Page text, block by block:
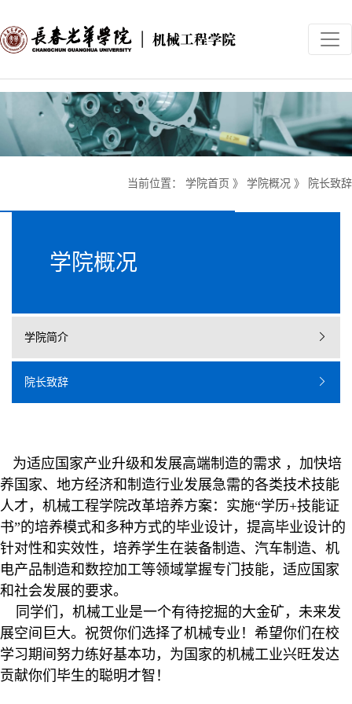
当前位置： 学院首页 》 学院概况 》 院长致辞
学院概况
学院简介
院长致辞
为适应国家产业升级和发展高端制造的需求 ，加快培
养国家、地方经济和制造行业发展急需的各类技术技能
人才，机械工程学院改革培养方案：实施“学历+技能证
书”的培养模式和多种方式的毕业设计，提高毕业设计的
针对性和实效性，培养学生在装备制造、汽车制造、机
电产品制造和数控加工等领域掌握专门技能，适应国家
和社会发展的要求。
同学们，机械工业是一个有待挖掘的大金矿，未来发
展空间巨大。祝贺你们选择了机械专业！希望你们在校
学习期间努力练好基本功，为国家的机械工业兴旺发达
贡献你们毕生的聪明才智！